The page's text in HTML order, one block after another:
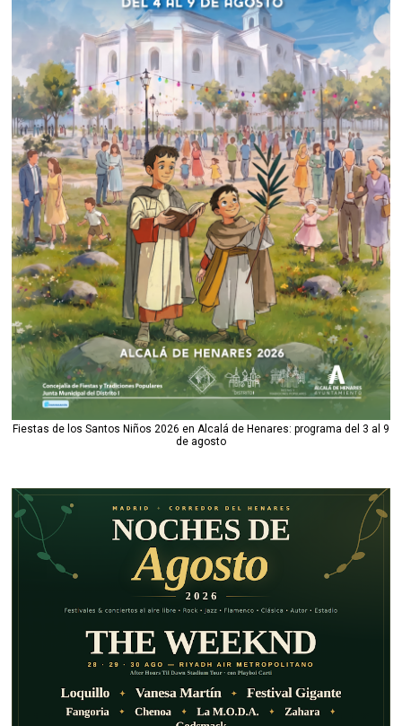
Fiestas de los Santos Niños 2026 en Alcalá de Henares: programa del 3 al 9
de agosto